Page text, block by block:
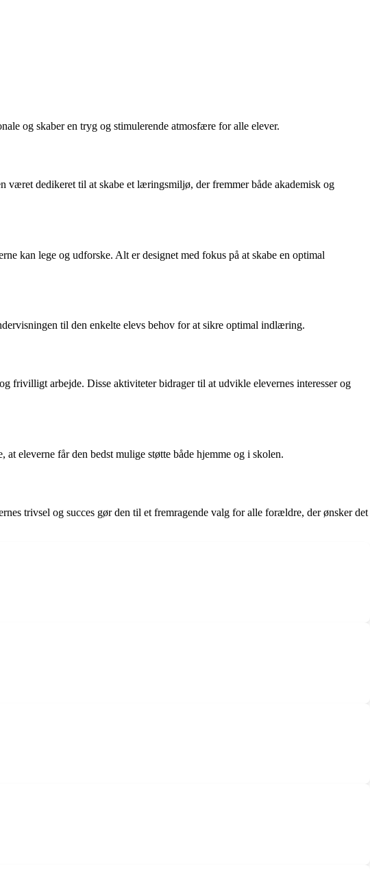
og skaber en tryg og stimulerende atmosfære for alle elever.
været dedikeret til at skabe et læringsmiljø, der fremmer både akademisk og
kan lege og udforske. Alt er designet med fokus på at skabe en optimal
til den enkelte elevs behov for at sikre optimal indlæring.
frivilligt arbejde. Disse aktiviteter bidrager til at udvikle elevernes interesser og
eleverne får den bedst mulige støtte både hjemme og i skolen.
trivsel og succes gør den til et fremragende valg for alle forældre, der ønsker det